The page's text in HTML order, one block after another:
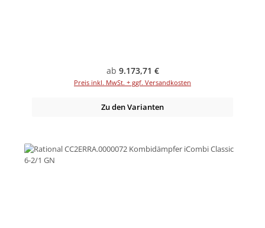
Regulärer Preis:
ab 9.173,71 €
Preis inkl. MwSt. + ggf. Versandkosten
Zu den Varianten